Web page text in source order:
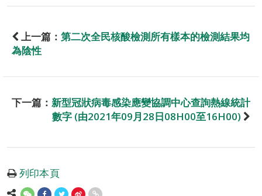
上一篇： 第二次全民核酸檢測所有樣本的檢測結果均
為陰性
下一篇： 新型冠狀病毒感染應變協調中心查詢熱線統計
數字 (由2021年09月28日08H00至16H00)
列印本頁